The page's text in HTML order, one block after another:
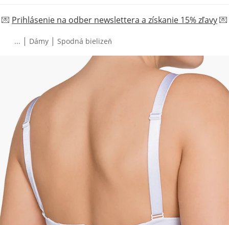
💌 Prihlásenie na odber newslettera a získanie 15% zľavy💌
... | Dámy | Spodná bielizeň